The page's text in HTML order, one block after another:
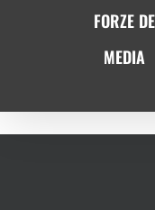
FORZE
MEDIA